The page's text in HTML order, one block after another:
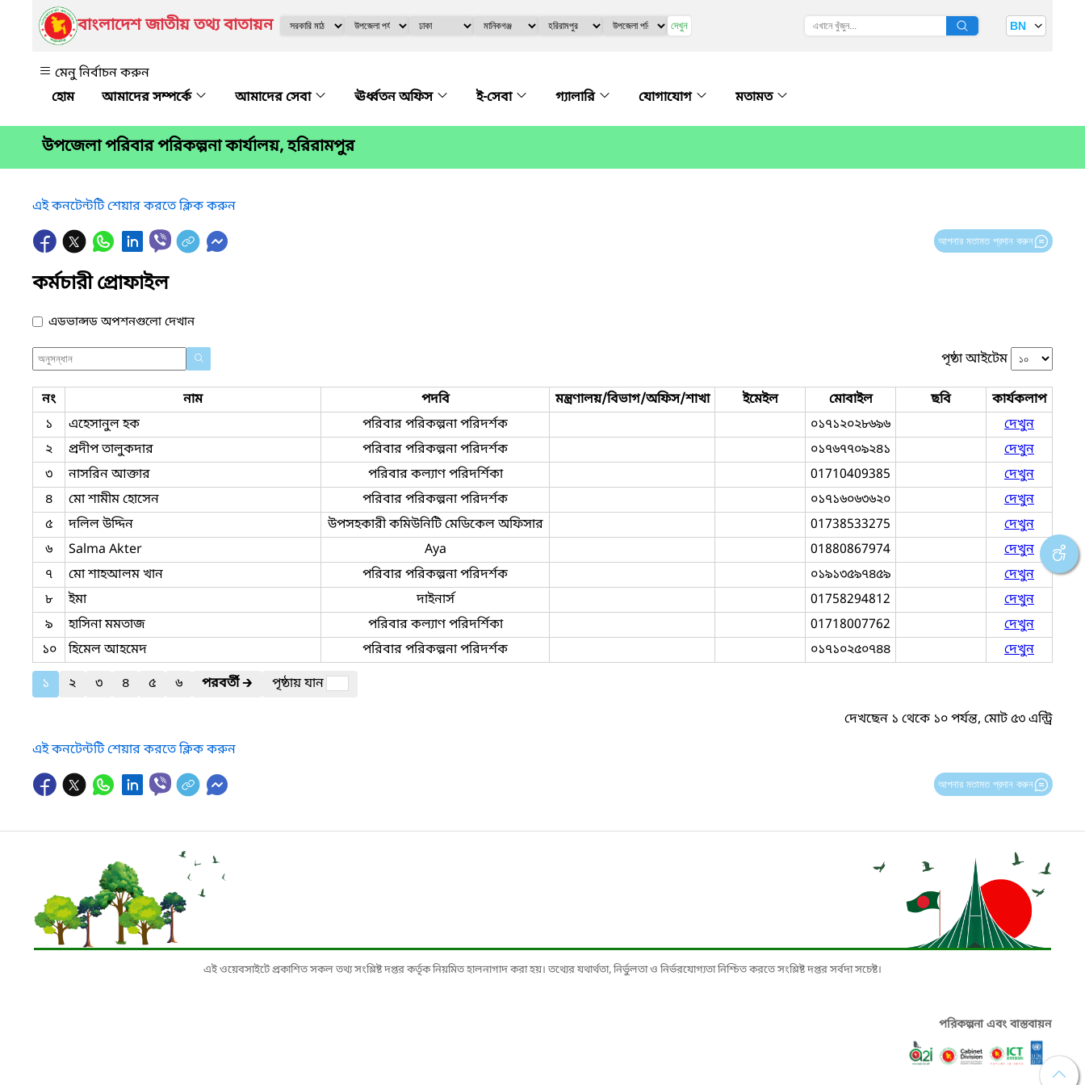
বাংলাদেশ জাতীয় তথ্য বাতায়ন দেখুন BN
মেনু নির্বাচন করুন
আমাদের সম্পর্কে
আমাদের সেবা ঊর্ধ্বতন অফিস ই-সেবা গ্যালারি যোগাযোগ মতামত
উপজেলা পরিবার পরিকল্পনা কার্যালয়, হরিরামপুর
এই কনটেন্টটি শেয়ার করতে ক্লিক করুন
আপনার মতামত প্রদান করুন
কর্মচারী প্রোফাইল
এডভান্সড অপশনগুলো দেখান
পৃষ্ঠা আইটেম
নং নাম পদবি মন্ত্রণালয়/বিভাগ/অফিস/শাখা ইমেইল মোবাইল ছবি
কার্যকলাপ
১
এহেসানুল হক পরিবার পরিকল্পনা পরিদর্শক ০১৭১২০২৮৬৯৬
দেখুন
২
প্রদীপ তালুকদার পরিবার পরিকল্পনা পরিদর্শক ০১৭৬৭৭০৯২৪১
দেখুন
৩
নাসরিন আক্তার পরিবার কল্যাণ পরিদর্শিকা 01710409385
দেখুন
৪
মো শামীম হোসেন পরিবার পরিকল্পনা পরিদর্শক ০১৭১৬০৬৩৬২০
দেখুন
৫
দলিল উদ্দিন উপসহকারী কমিউনিটি মেডিকেল অফিসার 01738533275
দেখুন
৬
Salma Akter Aya 01880867974
দেখুন
৭
মো শাহআলম খান পরিবার পরিকল্পনা পরিদর্শক ০১৯১৩৫৯৭৪৫৯
দেখুন
৮
ইমা দাইনার্স 01758294812
দেখুন
৯
হাসিনা মমতাজ পরিবার কল্যাণ পরিদর্শিকা 01718007762
দেখুন
১০
হিমেল আহমেদ পরিবার পরিকল্পনা পরিদর্শক ০১৭১০২৫০৭৪৪
দেখুন
১
২ ৩ ৪ ৫ ৬ পরবর্তী🡲
পৃষ্ঠায় যান
দেখছেন ১ থেকে ১০ পর্যন্ত, মোট ৫৩ এন্ট্রি
এই কনটেন্টটি শেয়ার করতে ক্লিক করুন
আপনার মতামত প্রদান করুন
এই ওয়েবসাইটে প্রকাশিত সকল তথ্য সংশ্লিষ্ট দপ্তর কর্তৃক নিয়মিত হালনাগাদ করা হয়। তথ্যের যথার্থতা, নির্ভুলতা ও নির্ভরযোগ্যতা নিশ্চিত করতে সংশ্লিষ্ট দপ্তর সর্বদা সচেষ্ট।
পরিকল্পনা এবং বাস্তবায়ন